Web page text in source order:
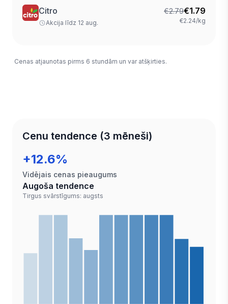
Citro
Akcija līdz 12 aug.
€2.79€1.79
€2.24/kg
Cenas atjaunotas pirms 6 stundām un var atšķirties.
Cenu tendence (3 mēneši)
+12.6%
Vidējais cenas pieaugums
Augoša tendence
Tirgus svārstīgums: augsts